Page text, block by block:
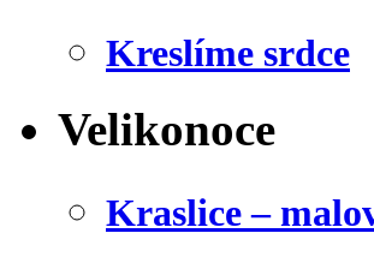
Kreslíme srdce
Velikonoce
Kraslice –